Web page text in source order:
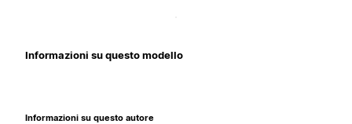
Informazioni su questo modello
Informazioni su questo autore